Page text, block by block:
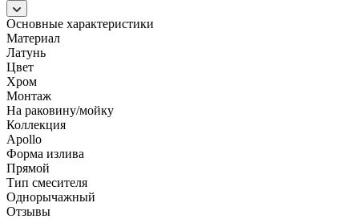
Основные характеристики
Материал
Латунь
Цвет
Хром
Монтаж
На раковину/мойку
Коллекция
Apollo
Форма излива
Прямой
Тип смесителя
Однорычажный
Отзывы